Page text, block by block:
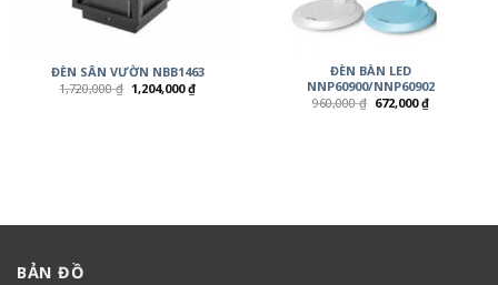
ĐÈN SÂN VƯỜN NBB1463
1,720,000₫ 1,204,000₫
ĐÈN BÀN LED
NNP60900/NNP60902
960,000₫ 672,000₫
BẢN ĐỒ